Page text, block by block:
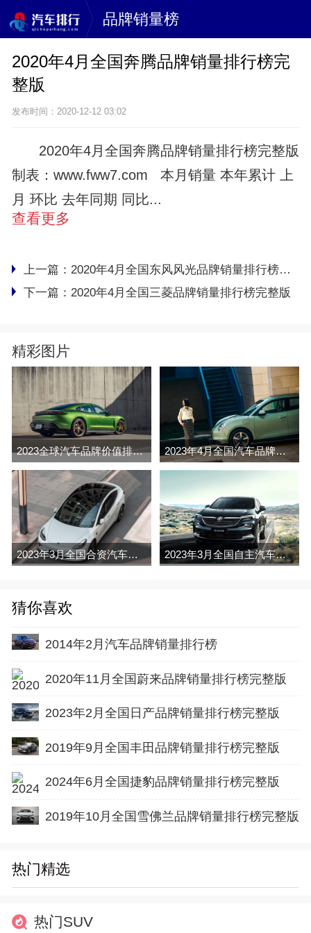
品牌销量榜
2020年4月全国奔腾品牌销量排行榜完
整版
发布时间：2020-12-12 03:02
2020年4月全国奔腾品牌销量排行榜完整版
制表：www.fww7.com 本月销量 本年累计 上
月 环比 去年同期 同比...
查看更多
上一篇： 2020年4月全国东风风光品牌销量排行榜完整版
下一篇： 2020年4月全国三菱品牌销量排行榜完整版
精彩图片
2023全球汽车品牌价值排行榜（Brand Finance 2023年4月全国汽车品牌销量排行榜完整版
2023年3月全国合资汽车品牌销量排行榜完整版 2023年3月全国自主汽车品牌销量排行榜完整版
猜你喜欢
2014年2月汽车品牌销量排行榜
2020年11月全国蔚来品牌销量排行榜完整版
2023年2月全国日产品牌销量排行榜完整版
2019年9月全国丰田品牌销量排行榜完整版
2024年6月全国捷豹品牌销量排行榜完整版
2019年10月全国雪佛兰品牌销量排行榜完整版
热门精选
热门SUV